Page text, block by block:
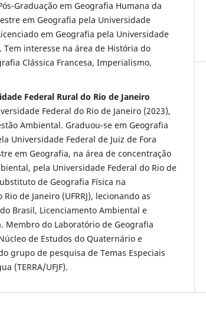
Graduação em Geografia Humana da
em Geografia pela Universidade
em Geografia pela Universidade
Tem interesse na área de História do
Clássica Francesa, Imperialismo,
Federal Rural do Rio de Janeiro
Federal do Rio de Janeiro (2023),
Ambiental. Graduou-se em Geografia
Universidade Federal de Juiz de Fora
em Geografia, na área de concentração
pela Universidade Federal do Rio de
de Geografia Física na
de Janeiro (UFRRJ), lecionando as
Brasil, Licenciamento Ambiental e
Membro do Laboratório de Geografia
de Estudos do Quaternário e
grupo de pesquisa de Temas Especiais
(TERRA/UFJF).